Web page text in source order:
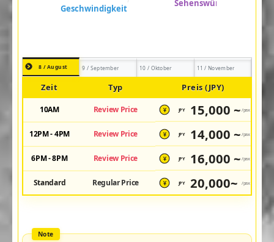
8 / August 9 / September 10 / Oktober 11 / November
Zeit Typ Preis (JPY)
10AM Review Price ¥ JPY 15,000 ~ /pax
12PM - 4PM Review Price ¥ JPY 14,000 ~ /pax
6PM - 8PM Review Price ¥ JPY 16,000 ~ /pax
Standard Regular Price ¥ JPY 20,000~ /pax